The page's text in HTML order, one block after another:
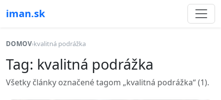
iman.sk
DOMOV›kvalitná podrážka
Tag: kvalitná podrážka
Všetky články označené tagom „kvalitná podrážka“ (1).